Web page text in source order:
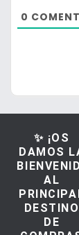
0
✨ ¡OS
DAMOS
AL
DESTINO
DE